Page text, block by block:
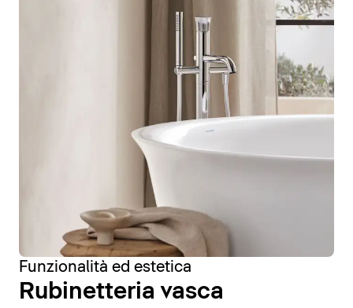
Funzionalità ed estetica
Rubinetteria vasca